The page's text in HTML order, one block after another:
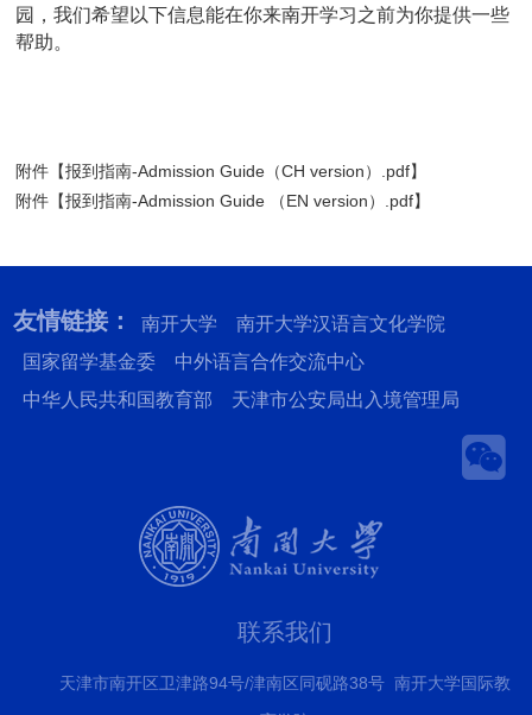
园，我们希望以下信息能在你来南开学习之前为你提供一些
帮助。
附件【报到指南-Admission Guide（CH version）.pdf】
附件【报到指南-Admission Guide （EN version）.pdf】
友情链接： 南开大学
南开大学汉语言文化学院
国家留学基金委
中外语言合作交流中心
中华人民共和国教育部
天津市公安局出入境管理局
联系我们
天津市南开区卫津路94号/津南区同砚路38号 南开大学国际教